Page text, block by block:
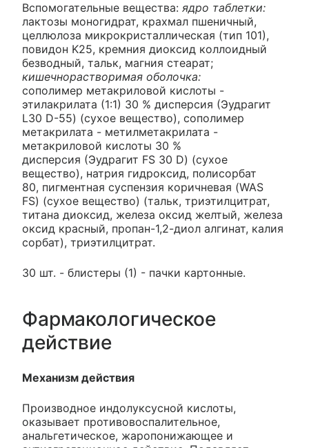
Вспомогательные вещества: ядро таблетки:
лактозы моногидрат, крахмал пшеничный,
целлюлоза микрокристаллическая (тип 101),
повидон K25, кремния диоксид коллоидный
безводный, тальк, магния стеарат;
кишечнорастворимая оболочка:
сополимер метакриловой кислоты -
этилакрилата (1:1) 30 % дисперсия (Эудрагит
L30 D-55) (сухое вещество), сополимер
метакрилата - метилметакрилата -
метакриловой кислоты 30 %
дисперсия (Эудрагит FS 30 D) (сухое
вещество), натрия гидроксид, полисорбат
80, пигментная суспензия коричневая (WAS
FS) (сухое вещество) (тальк, триэтилцитрат,
титана диоксид, железа оксид желтый, железа
оксид красный, пропан-1,2-диол алгинат, калия
сорбат), триэтилцитрат.
30 шт. - блистеры (1) - пачки картонные.
Фармакологическое
действие
Механизм действия
Производное индолуксусной кислоты,
оказывает противовоспалительное,
анальгетическое, жаропонижающее и